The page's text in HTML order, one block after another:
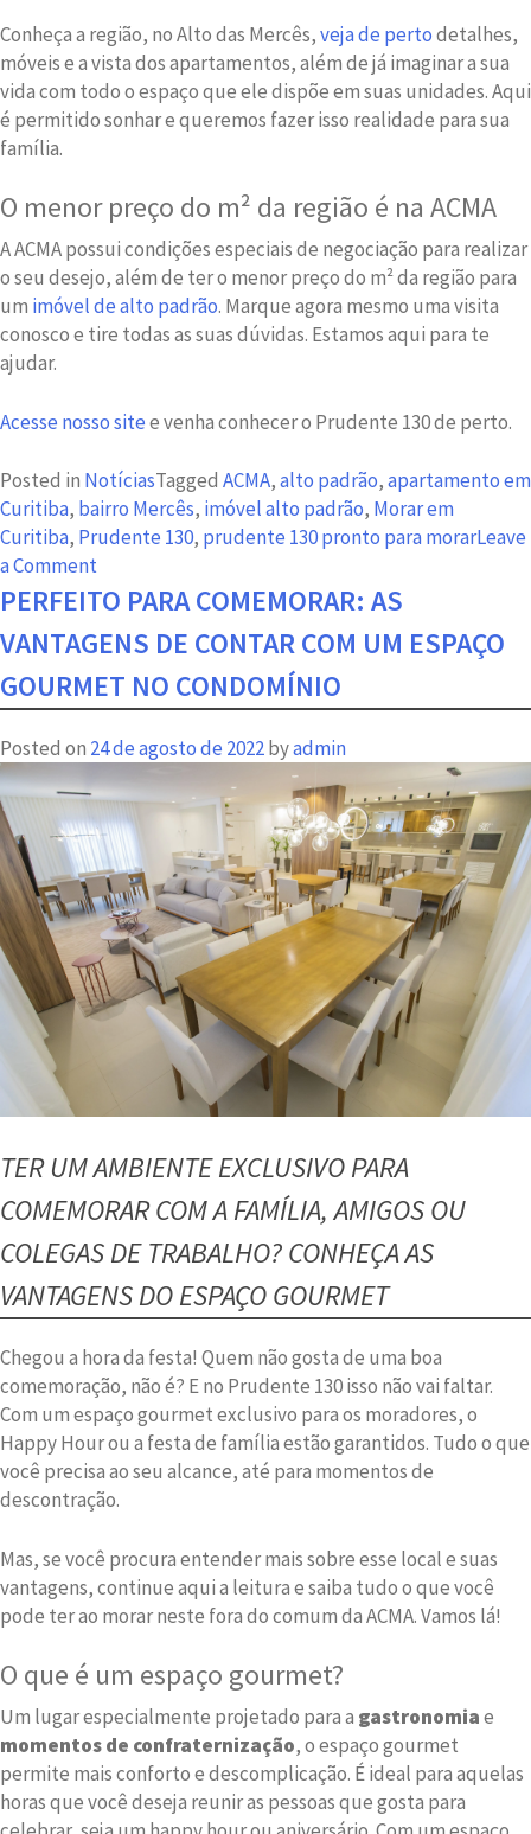
Conheça a região, no Alto das Mercês,veja de pertodetalhes,
móveis e a vista dos apartamentos, além de já imaginar a sua
vida com todo o espaço que ele dispõe em suas unidades. Aqui
é permitido sonhar e queremos fazer isso realidade para sua
família.
O menor preço do m² da região é na ACMA
A ACMA possui condições especiais de negociação para realizar
o seu desejo, além de ter o menor preço do m² da região para
um imóvel de alto padrão. Marque agora mesmo uma visita
conosco e tire todas as suas dúvidas. Estamos aqui para te
ajudar.
Acesse nosso sitee venha conhecer o Prudente 130 de perto.
Posted in NotíciasTagged ACMA,alto padrão,apartamento em
Curitiba, bairro Mercês, imóvel alto padrão, Morar em
Curitiba, Prudente 130, prudente 130 pronto para morarLeave
a Comment
O
130
como
você
nunca
viu:
conheça
o
alto
padrão
fora
do
comum
PERFEITO PARA COMEMORAR: AS
VANTAGENS DE CONTAR COM UM ESPAÇO
GOURMET NO CONDOMÍNIO
Posted on 24 de agosto de 2022byadmin
TER UM AMBIENTE EXCLUSIVO PARA
COMEMORAR COM A FAMÍLIA, AMIGOS OU
COLEGAS DE TRABALHO? CONHEÇA AS
VANTAGENS DO ESPAÇO GOURMET
Chegou a hora da festa! Quem não gosta de uma boa
comemoração, não é? E no Prudente 130 isso não vai faltar.
Com um espaço gourmet exclusivo para os moradores, o
Happy Hour ou a festa de família estão garantidos. Tudo o que
você precisa ao seu alcance, até para momentos de
descontração.
Mas, se você procura entender mais sobre esse local e suas
vantagens, continue aqui a leitura e saiba tudo o que você
pode ter ao morar neste fora do comum da ACMA. Vamos lá!
O que é um espaço gourmet?
Um lugar especialmente projetado para a gastronomiae
momentos de confraternização, o espaço gourmet
permite mais conforto e descomplicação. É ideal para aquelas
horas que você deseja reunir as pessoas que gosta para